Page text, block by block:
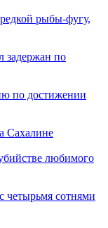
рыбы-фугу,
задержан по
по достижении
Сахалине
любимого
четырьмя сотнями